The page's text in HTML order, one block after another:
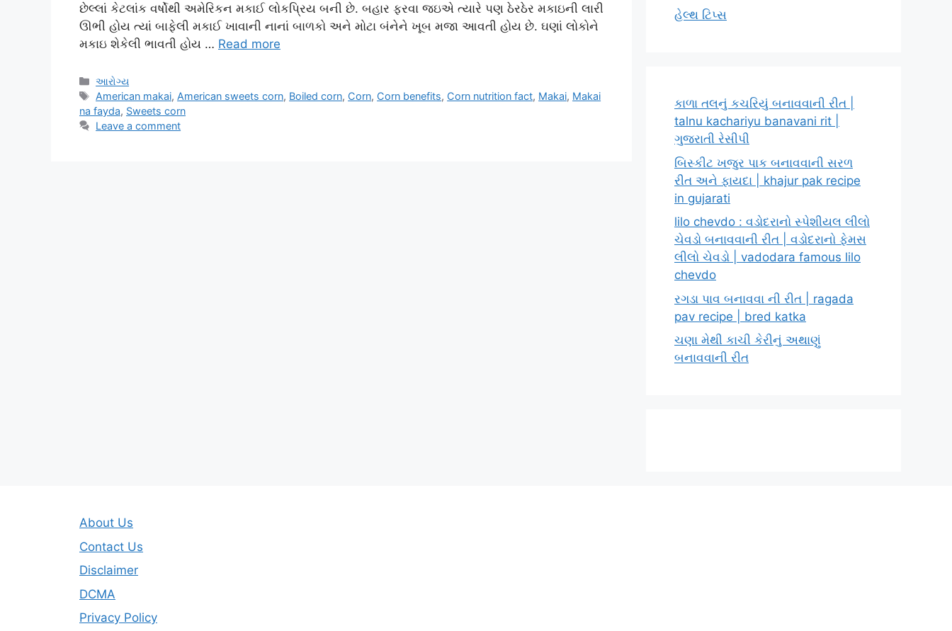
છેલ્લાં કેટલાંક વર્ષોથી અમેરિકન મકાઈ લોકપ્રિય બની છે. બહાર ફરવા જઇએ ત્યારે પણ ઠેરઠેર મકાઇની લારી
ઊભી હોય ત્યાં બાફેલી મકાઈ ખાવાની નાનાં બાળકો અને મોટા બંનેને ખૂબ મજા આવતી હોય છે. ઘણાં લોકોને
મકાઇ શેકેલી ભાવતી હોય … Read more
Categories
આરોગ્ય
Tags
American makai, American sweets corn, Boiled corn, Corn, Corn benefits, Corn nutrition fact, Makai, Makai
na fayda, Sweets corn
Leave a comment
હેલ્થ ટિપ્સ
કાળા તલનું કચરિયું બનાવવાની રીત |
talnu kachariyu banavani rit |
ગુજરાતી રેસીપી
બિસ્કીટ ખજુર પાક બનાવવાની સરળ
રીત અને ફાયદા | khajur pak recipe
in gujarati
lilo chevdo : વડોદરાનો સ્પેશીયલ લીલો
ચેવડો બનાવવાની રીત | વડોદરાનો ફેમસ
લીલો ચેવડો | vadodara famous lilo
chevdo
રગડા પાવ બનાવવા ની રીત | ragada
pav recipe | bred katka
ચણા મેથી કાચી કેરીનું અથાણું
બનાવવાની રીત
About Us
Contact Us
Disclaimer
DCMA
Privacy Policy